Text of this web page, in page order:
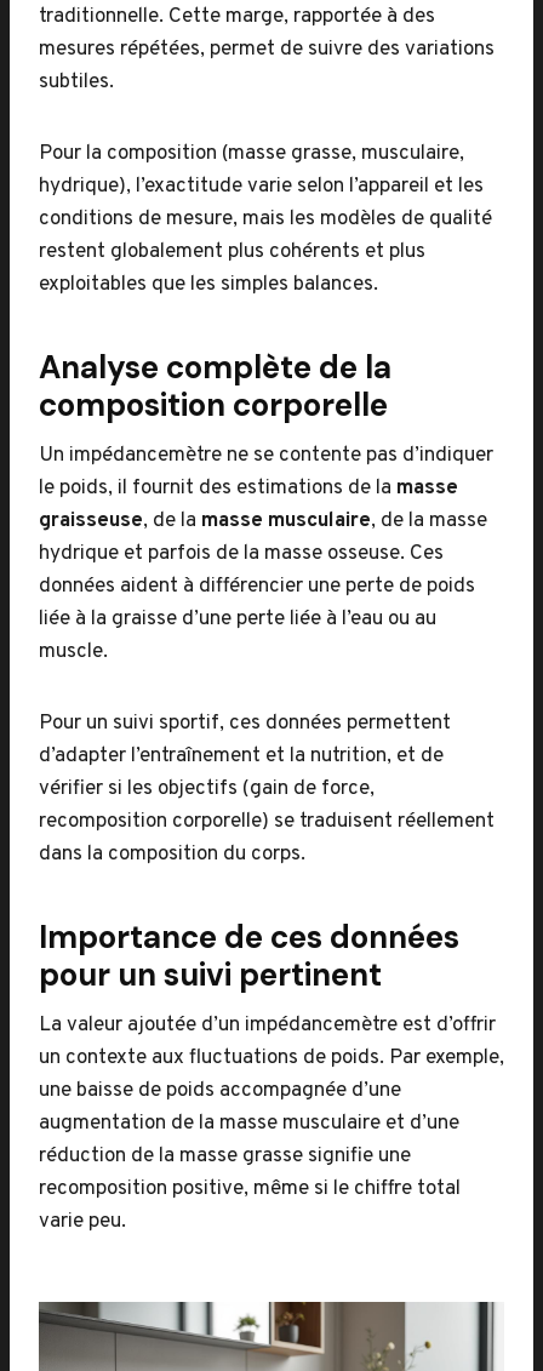
traditionnelle. Cette marge, rapportée à des
mesures répétées, permet de suivre des variations
subtiles.
Pour la composition (masse grasse, musculaire,
hydrique), l’exactitude varie selon l’appareil et les
conditions de mesure, mais les modèles de qualité
restent globalement plus cohérents et plus
exploitables que les simples balances.
Analyse complète de la
composition corporelle
Un impédancemètre ne se contente pas d’indiquer
le poids, il fournit des estimations de la masse
graisseuse, de la masse musculaire, de la masse
hydrique et parfois de la masse osseuse. Ces
données aident à différencier une perte de poids
liée à la graisse d’une perte liée à l’eau ou au
muscle.
Pour un suivi sportif, ces données permettent
d’adapter l’entraînement et la nutrition, et de
vérifier si les objectifs (gain de force,
recomposition corporelle) se traduisent réellement
dans la composition du corps.
Importance de ces données
pour un suivi pertinent
La valeur ajoutée d’un impédancemètre est d’offrir
un contexte aux fluctuations de poids. Par exemple,
une baisse de poids accompagnée d’une
augmentation de la masse musculaire et d’une
réduction de la masse grasse signifie une
recomposition positive, même si le chiffre total
varie peu.